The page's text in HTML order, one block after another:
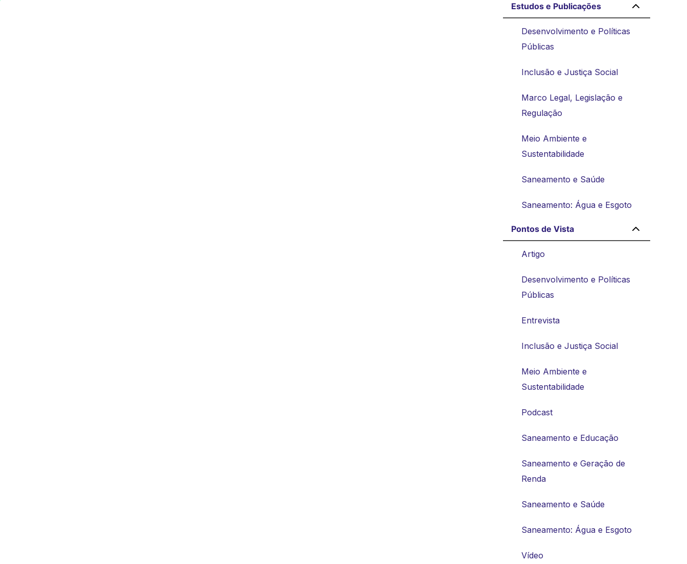
Estudos e Publicações
Desenvolvimento e Políticas
Públicas
Inclusão e Justiça Social
Marco Legal, Legislação e
Regulação
Meio Ambiente e
Sustentabilidade
Saneamento e Saúde
Saneamento: Água e Esgoto
Pontos de Vista
Artigo
Desenvolvimento e Políticas
Públicas
Entrevista
Inclusão e Justiça Social
Meio Ambiente e
Sustentabilidade
Podcast
Saneamento e Educação
Saneamento e Geração de
Renda
Saneamento e Saúde
Saneamento: Água e Esgoto
Vídeo